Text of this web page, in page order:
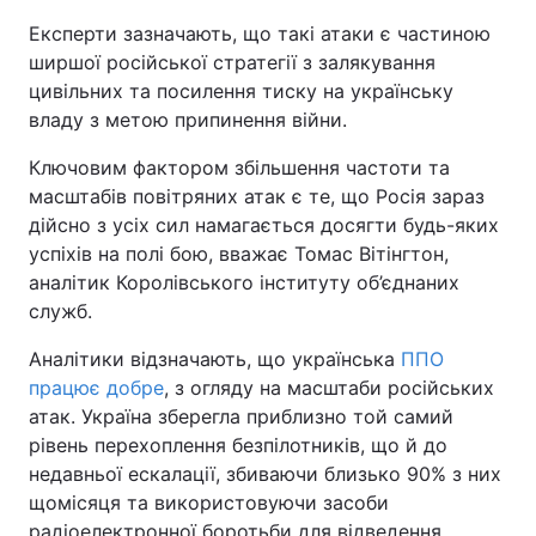
Експерти зазначають, що такі атаки є частиною
ширшої російської стратегії з залякування
цивільних та посилення тиску на українську
владу з метою припинення війни.
Ключовим фактором збільшення частоти та
масштабів повітряних атак є те, що Росія зараз
дійсно з усіх сил намагається досягти будь-яких
успіхів на полі бою, вважає Томас Вітінгтон,
аналітик Королівського інституту об’єднаних
служб.
Аналітики відзначають, що українська ППО
працює добре, з огляду на масштаби російських
атак. Україна зберегла приблизно той самий
рівень перехоплення безпілотників, що й до
недавньої ескалації, збиваючи близько 90% з них
щомісяця та використовуючи засоби
радіоелектронної боротьби для відведення